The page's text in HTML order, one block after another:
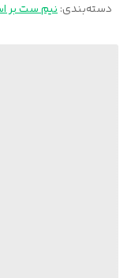
دسته‌بندی:نیم ست بر